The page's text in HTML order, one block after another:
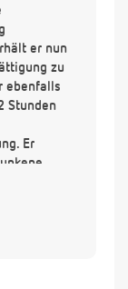
er nun
zu
ebenfalls
Stunden
Er
Nahrung